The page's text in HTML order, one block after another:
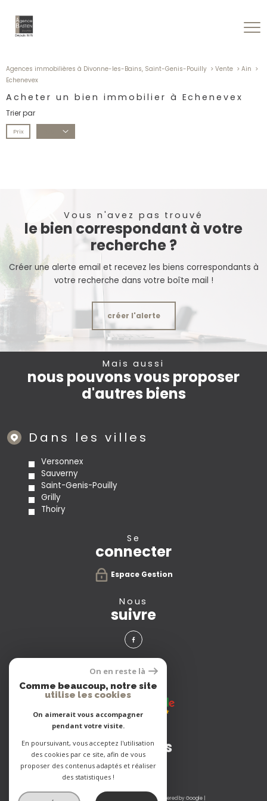
Agences immobilières à Divonne-les-Bains, Saint-Genis-Pouilly Vente
Ain
Echenevex
Acheter un bien immobilier à Echenevex
Trier par
Prix
Vous n'avez pas trouvé
le bien correspondant à votre
recherche ?
Créer une alerte email et recevez les biens correspondants à
votre recherche dans votre boîte mail !
créer l'alerte
Mais aussi
nous pouvons vous proposer
d'autres biens
Dans les villes
Versonnex
Sauverny
Saint-Genis-Pouilly
Grilly
Thoiry
se
connecter
Espace Gestion
nous
suivre
avis
clients
Adhérents
© 2026 | Tous droits réservés | Traduction powered by Google |
On en reste là
Comme beaucoup, notre site
utilise les cookies
On aimerait vous accompagner
pendant votre visite.
En poursuivant, vous acceptez l'utilisation
des cookies par ce site, afin de vous
proposer des contenus adaptés et réaliser
des statistiques !